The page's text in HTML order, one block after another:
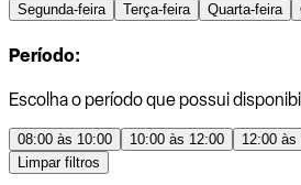
Segunda-feira Terça-feira Quarta-feira
Período:
Escolha o período que possui
08:00 às 10:00 10:00 às 12:00 12:00 às
Limpar filtros